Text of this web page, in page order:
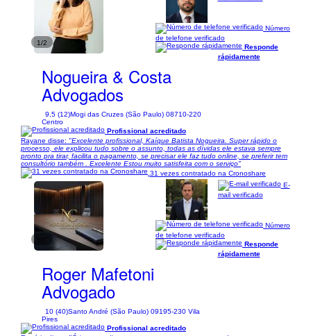
1/2
Nogueira & Costa
Advogados
9,5 (12)Mogi das Cruzes (São Paulo) 08710-220
Centro
Número
de telefone verificado
Responde
rápidamente
Profissional acreditado
Rayane disse: "Excelente profissional, Kaíque Batista Nogueira. Super rápido o
processo, ele explicou tudo sobre o assunto, todas as dívidas ele estava sempre
pronto pra tirar, facilita o pagamento, se precisar ele faz tudo online, se preferir tem
consultório também . Excelente Estou muito satisfeita com o serviço"
31 vezes contratado na Cronoshare
Roger Mafetoni
Advogado
10 (40)Santo André (São Paulo) 09195-230 Vila
Pires
E-
mail verificado
Número
de telefone verificado
Responde
rápidamente
Profissional acreditado